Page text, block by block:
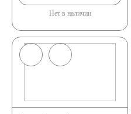
Аккумуляторы для
ИБП
Нет в наличии